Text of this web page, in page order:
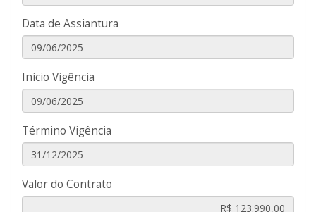
Data de Assiantura
Início Vigência
Término Vigência
Valor do Contrato